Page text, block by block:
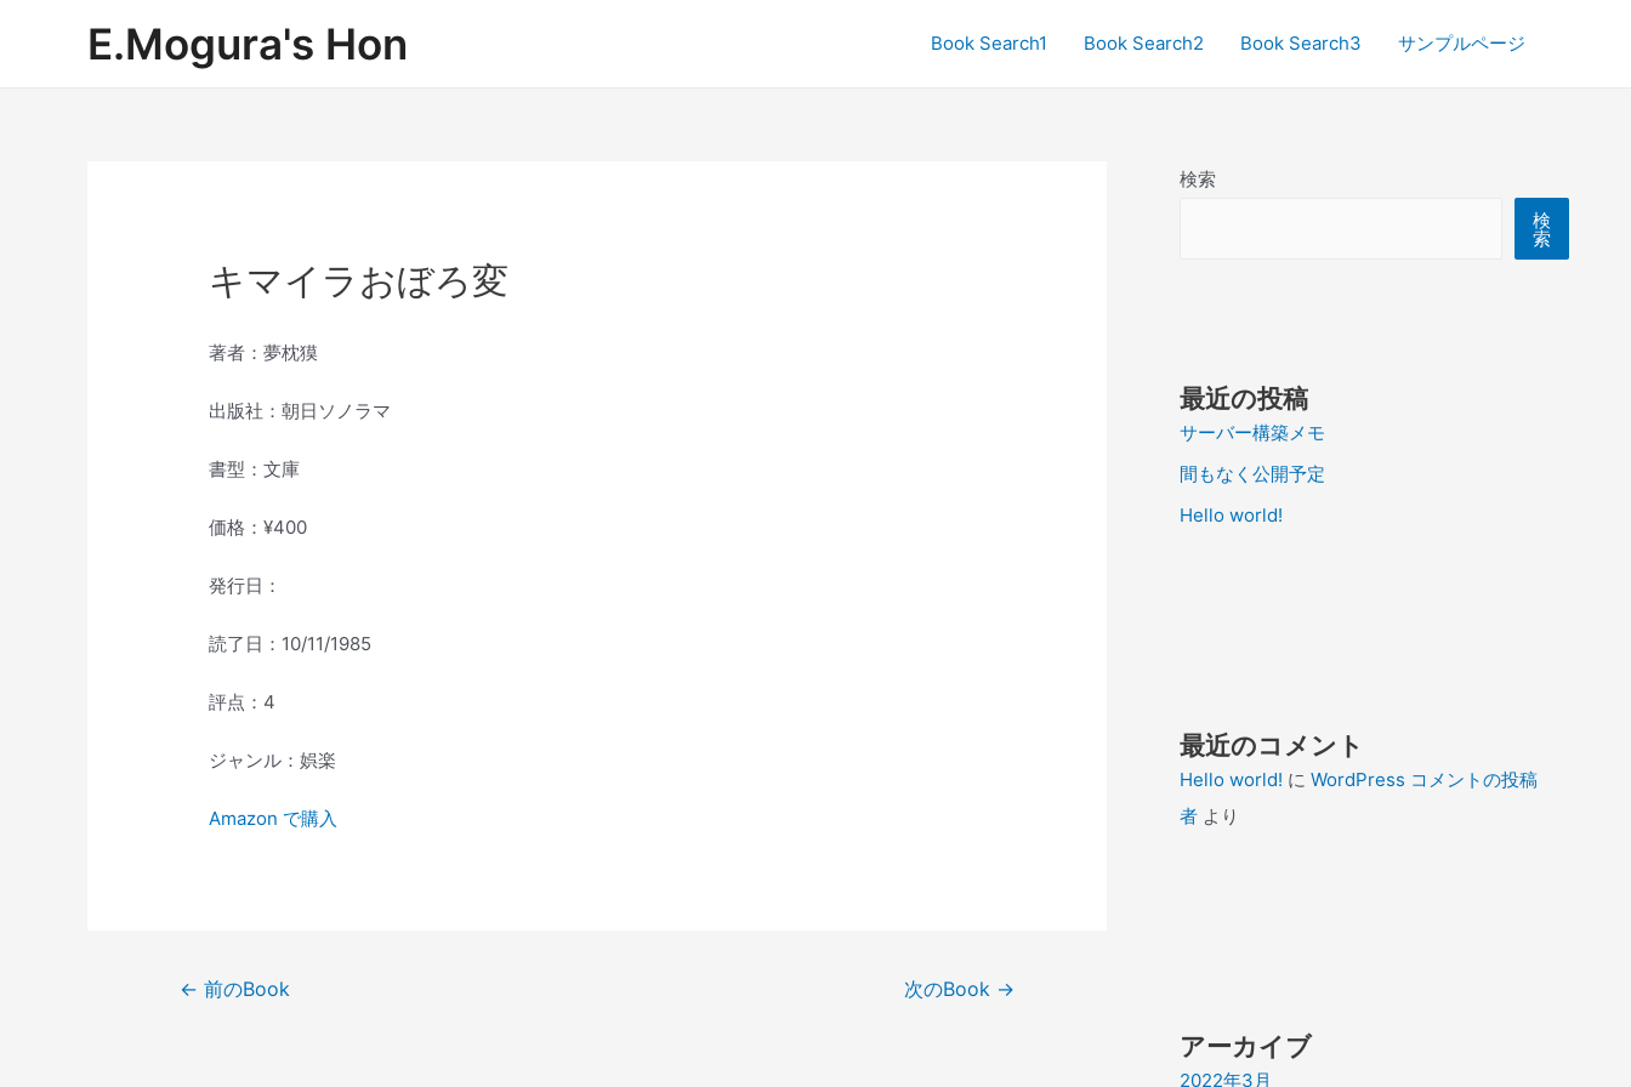
E.Mogura's Hon Book Search1 Book Search2 Book Search3 サンプルページ
キマイラおぼろ変
著者：夢枕獏
出版社：朝日ソノラマ
書型：文庫
価格：¥400
発行日：
読了日：10/11/1985
評点：4
ジャンル：娯楽
Amazon で購入
← 前のBook 次のBook →
検索
検
索
最近の投稿
サーバー構築メモ
間もなく公開予定
Hello world!
最近のコメント
Hello world! に WordPress コメントの投稿
者 より
アーカイブ
2022年3月